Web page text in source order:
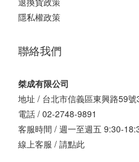
隱私權政策
聯絡我們
桀成有限公司
地址 / 台北市信義區東興路59號
電話 / 02-2748-9891
客服時間 / 週一至週五 9:30-
線上客服 / 請點此